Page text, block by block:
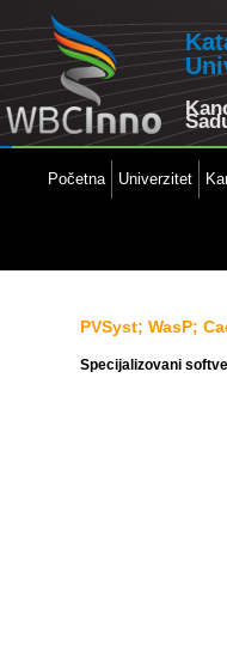
Početna Univerzitet
PVSyst; WasP;
Specijalizovani